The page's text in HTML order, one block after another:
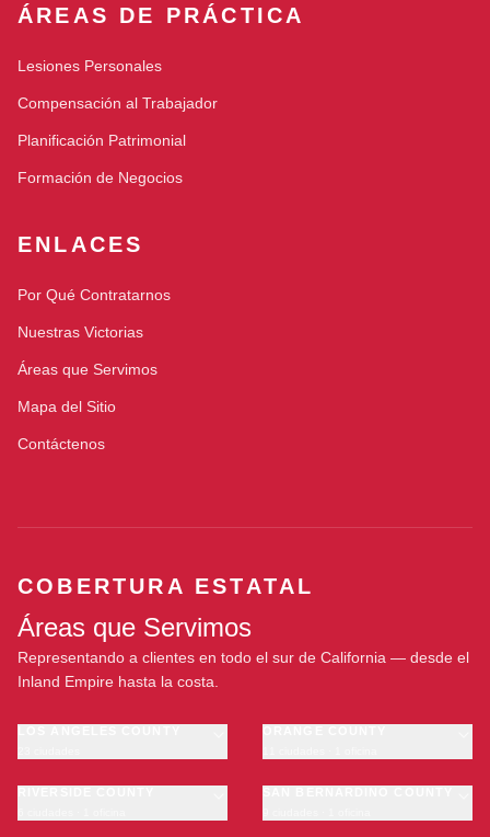
ÁREAS DE PRÁCTICA
Lesiones Personales
Compensación al Trabajador
Planificación Patrimonial
Formación de Negocios
ENLACES
Por Qué Contratarnos
Nuestras Victorias
Áreas que Servimos
Mapa del Sitio
Contáctenos
COBERTURA ESTATAL
Áreas que Servimos
Representando a clientes en todo el sur de California — desde el
Inland Empire hasta la costa.
Glendale
Irvine